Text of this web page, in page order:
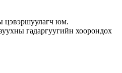
цэвэршуулагч юм.
гадаргуугийн хоорондох